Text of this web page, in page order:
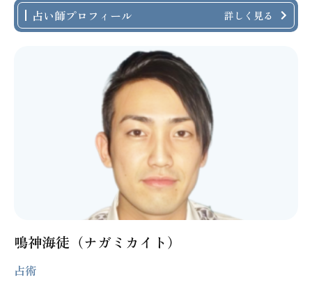
占い師プロフィール 詳しく見る
鳴神海徒（ナガミカイト）
占術